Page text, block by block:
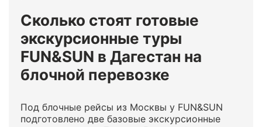
Сколько стоят готовые
экскурсионные туры
FUN&SUN в Дагестан на
блочной перевозке
Под блочные рейсы из Москвы у FUN&SUN
подготовлено две базовые экскурсионные